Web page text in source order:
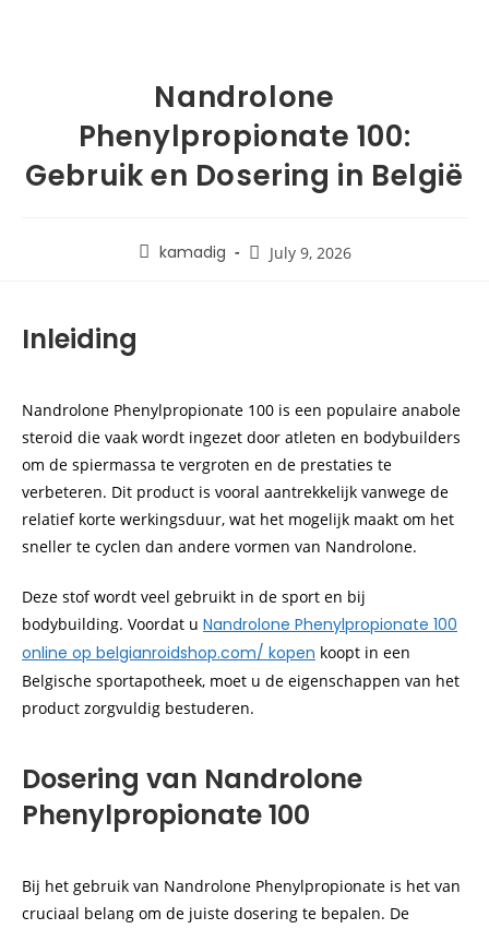
Nandrolone
Phenylpropionate 100:
Gebruik en Dosering in België
kamadig July 9, 2026
Inleiding
Nandrolone Phenylpropionate 100 is een populaire anabole
steroid die vaak wordt ingezet door atleten en bodybuilders
om de spiermassa te vergroten en de prestaties te
verbeteren. Dit product is vooral aantrekkelijk vanwege de
relatief korte werkingsduur, wat het mogelijk maakt om het
sneller te cyclen dan andere vormen van Nandrolone.
Deze stof wordt veel gebruikt in de sport en bij
bodybuilding. Voordat u Nandrolone Phenylpropionate 100
online op belgianroidshop.com/ kopen koopt in een
Belgische sportapotheek, moet u de eigenschappen van het
product zorgvuldig bestuderen.
Dosering van Nandrolone
Phenylpropionate 100
Bij het gebruik van Nandrolone Phenylpropionate is het van
cruciaal belang om de juiste dosering te bepalen. De